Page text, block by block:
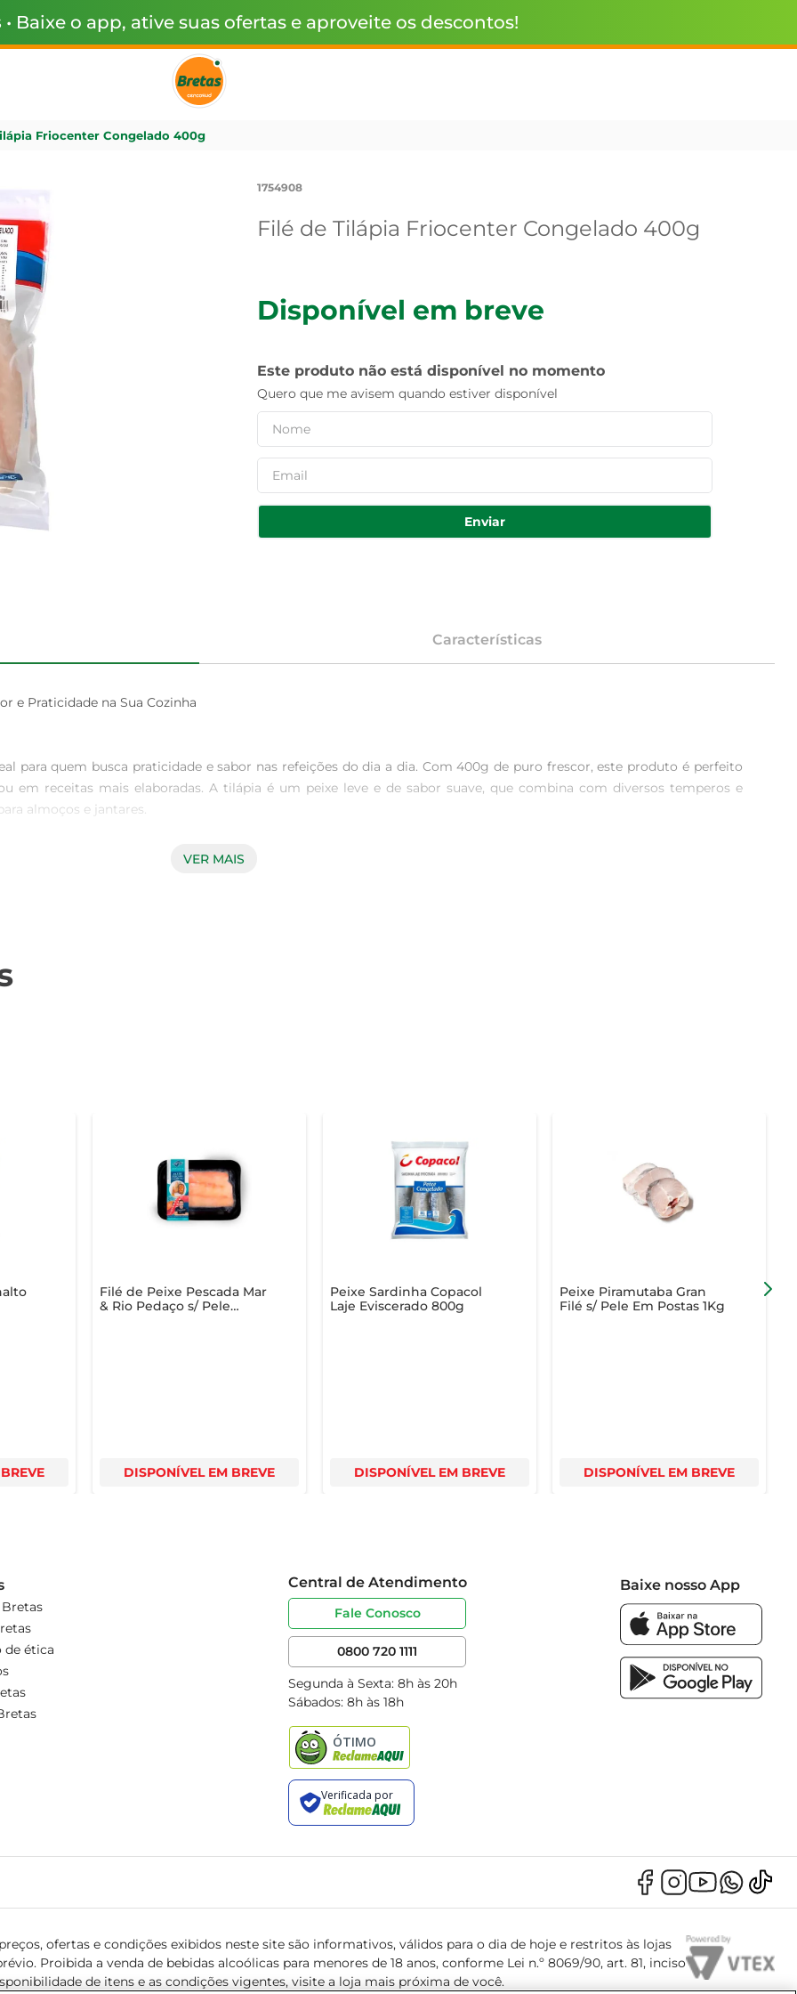
• Baixe o app, ative suas ofertas e aproveite os descontos!
Friocenter Congelado 400g
1754908
Filé de Tilápia Friocenter Congelado 400g
Disponível em breve
Este produto não está disponível no momento
Quero que me avisem quando estiver disponível
Enviar
Características
e Praticidade na Sua Cozinha
para quem busca praticidade e sabor nas refeições do dia a dia. Com 400g de puro frescor, este produto é perfeito
em receitas mais elaboradas. A tilápia é um peixe leve e de sabor suave, que combina com diversos temperos e
almoços e jantares.
temperá-lo com ervas frescas, limão e um toque de azeite. Grelhe em uma frigideira antiaderente ou asse no
VER MAIS
Filé de Peixe Pescada Mar
& Rio Pedaço s/ Pele
DISPONÍVEL EM BREVE
Peixe Sardinha Copacol
Laje Eviscerado 800g
DISPONÍVEL EM BREVE
Peixe Piramutaba Gran
Filé s/ Pele Em Postas 1Kg
DISPONÍVEL EM BREVE
de ética
Central de Atendimento
Fale Conosco
0800 720 1111
Segunda à Sexta: 8h às 20h
Sábados: 8h às 18h
Baixe nosso App
ofertas e condições exibidos neste site são informativos, válidos para o dia de hoje e restritos às lojas
Proibida a venda de bebidas alcoólicas para menores de 18 anos, conforme Lei n.º 8069/90, art. 81, inciso
de itens e as condições vigentes, visite a loja mais próxima de você.